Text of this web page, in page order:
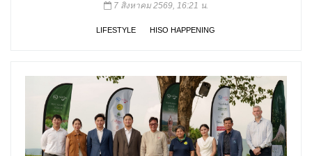
7 สิงหาคม 2569, 16:21 น.
LIFESTYLE HISO HAPPENING